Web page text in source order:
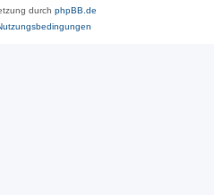
durch phpBB.de